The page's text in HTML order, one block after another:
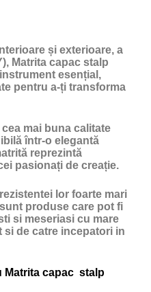
și exterioare, a
Matrita capac stalp
esențial,
pentru a-ți transforma
mai buna calitate
într-o elegantă
reprezintă
pasionați de creație.
lor foarte mari
produse care pot fi
si meseriasi cu mare
si de catre incepatori in
Matrita capac stalp